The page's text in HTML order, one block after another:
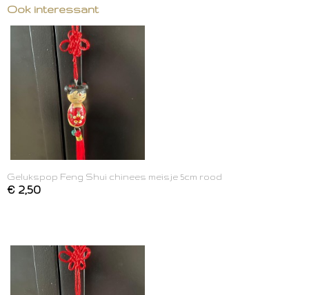
Ook interessant
Gelukspop Feng Shui chinees meisje 5cm rood
€ 2,50